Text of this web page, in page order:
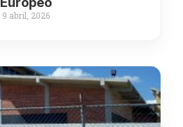
9 abril, 2026